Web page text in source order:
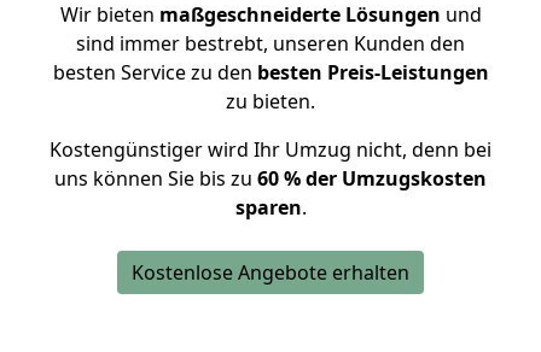
Wir bieten maßgeschneiderte Lösungen und
sind immer bestrebt, unseren Kunden den
besten Service zu den besten Preis-Leistungen
zu bieten.
Kostengünstiger wird Ihr Umzug nicht, denn bei
uns können Sie bis zu 60 % der Umzugskosten
sparen.
Kostenlose Angebote erhalten